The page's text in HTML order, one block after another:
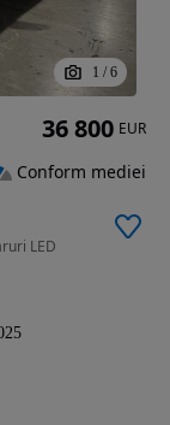
1 / 6
LED
36 800 EUR
Conform mediei